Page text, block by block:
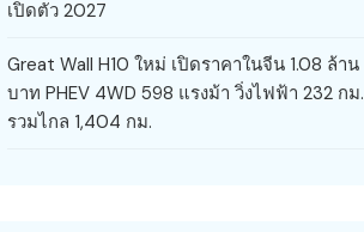
เปิดตัว 2027
Great Wall H10 ใหม่ เปิดราคาในจีน 1.08 ล้าน
บาท PHEV 4WD 598 แรงม้า วิ่งไฟฟ้า 232 กม.
รวมไกล 1,404 กม.